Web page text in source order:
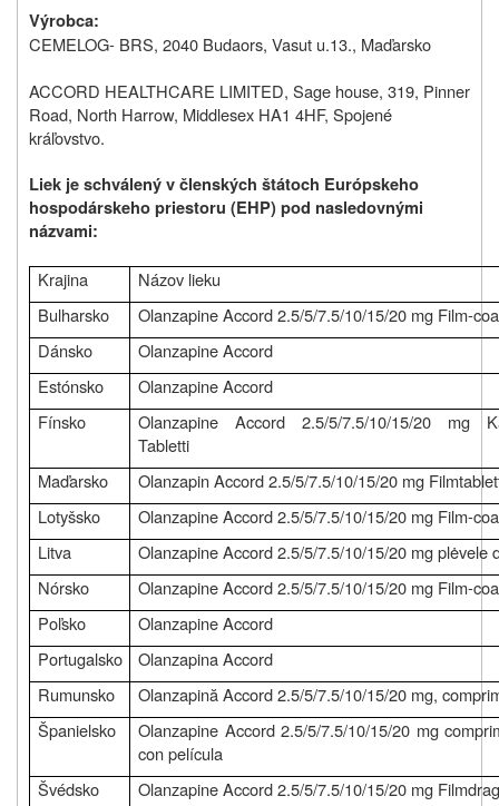
Výrobca:
CEMELOG‑ BRS, 2040 Budaors, Vasut u.13., Maďarsko
ACCORD HEALTHCARE LIMITED, Sage house, 319, Pinner
Road, North Harrow, Middlesex HA1 4HF, Spojené
kráľovstvo.
Liek je schválený v členských štátoch Európskeho
hospodárskeho priestoru (EHP) pod nasledovnými
názvami:
Krajina
Názov lieku
Bulharsko
Olanzapine Accord 2.5/5/7.5/10/15/20 mg Film-
Dánsko
Olanzapine Accord
Estónsko
Olanzapine Accord
Fínsko
Olanzapine Accord 2.5/5/7.5/10/15/20 mg
Tabletti
Maďarsko
Olanzapin Accord 2.5/5/7.5/10/15/20 mg
Lotyšsko
Olanzapine Accord 2.5/5/7.5/10/15/20 mg Film-
Litva
Olanzapine Accord 2.5/5/7.5/10/15/20 mg plėvele
Nórsko
Olanzapine Accord 2.5/5/7.5/10/15/20 mg Film-
Poľsko
Olanzapine Accord
Portugalsko
Olanzapina Accord
Rumunsko
Olanzapină Accord 2.5/5/7.5/10/15/20 mg,
Španielsko
Olanzapine Accord 2.5/5/7.5/10/15/20 mg
con película
Švédsko
Olanzapine Accord 2.5/5/7.5/10/15/20 mg